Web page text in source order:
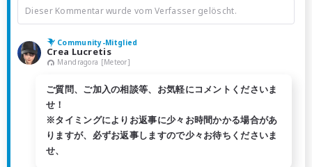
Dieser Kommentar wurde vom Verfasser gelöscht.
Community-Mitglied
Crea Lucretis
Mandragora [Meteor]
ご質問、ご加入の相談等、お気軽にコメントくださいま
せ！
※タイミングによりお返事に少々お時間かかる場合があ
りますが、必ずお返事しますので少々お待ちくださいま
せ、